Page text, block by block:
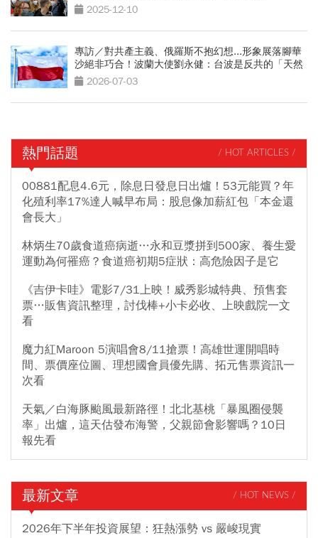
2025-12-10
專訪／對共產主義、俄羅斯不抱幻想...形象展落腳華
沙絕非巧合！波蘭大使劉永健：台波是反共的「天然
夥伴」
2026-07-03
熱門話題 / HOT ARTICLES /
00881配息4.6元，除息日發息日出爐！53元能買？年
化殖利率17%達人喊早布局：股息像加薪紅包「本金還
會長大」
林炳生70歲食道癌病逝…永和豆漿拼到500家、養生愛
運動為何罹癌？食道癌初期5症狀：高危險因子是它
《吉伊卡哇》電影7/31上映！威秀影城特典、預售套
票…販售資訊整理，討伐棒+小卡必收、上映戲院一文
看
魔力紅Maroon 5演唱會8/11搶票！高雄世運開唱時
間、票價座位圖、理想國會員優先購、拓元售票資訊一
次看
天氣／白海豚颱風最新路徑！北北基桃「暴風圈侵襲
率」出爐，這天估發布海警，父親節會影響嗎？10日
報先看
最新文章 / HOT NEWS /
2026年下半年投資展望：狂熱漲勢 vs 嚴峻現實